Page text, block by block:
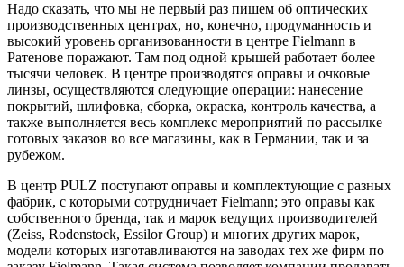
Надо сказать, что мы не первый раз пишем об оптических
производственных центрах, но, конечно, продуманность и
высокий уровень организованности в центре Fielmann в
Ратенове поражают. Там под одной крышей работает более
тысячи человек. В центре производятся оправы и очковые
линзы, осуществляются следующие операции: нанесение
покрытий, шлифовка, сборка, окраска, контроль качества, а
также выполняется весь комплекс мероприятий по рассылке
готовых заказов во все магазины, как в Германии, так и за
рубежом.
В центр PULZ поступают оправы и комплектующие с разных
фабрик, с которыми сотрудничает Fielmann; это оправы как
собственного бренда, так и марок ведущих производителей
(Zeiss, Rodenstock, Essilor Group) и многих других марок,
модели которых изготавливаются на заводах тех же фирм по